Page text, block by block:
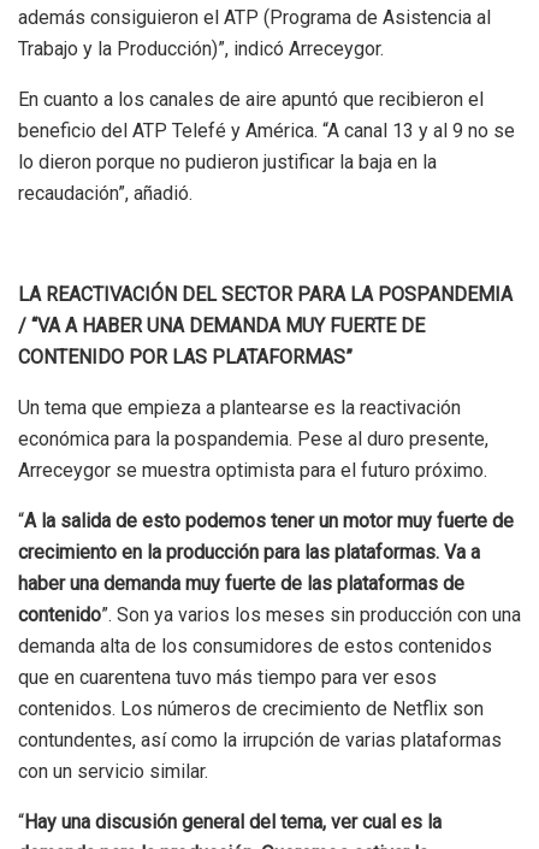
además consiguieron el ATP (Programa de Asistencia al
Trabajo y la Producción)”, indicó Arreceygor.
En cuanto a los canales de aire apuntó que recibieron el
beneficio del ATP Telefé y América. “A canal 13 y al 9 no se
lo dieron porque no pudieron justificar la baja en la
recaudación”, añadió.
LA REACTIVACIÓN DEL SECTOR PARA LA POSPANDEMIA
/ “VA A HABER UNA DEMANDA MUY FUERTE DE
CONTENIDO POR LAS PLATAFORMAS”
Un tema que empieza a plantearse es la reactivación
económica para la pospandemia. Pese al duro presente,
Arreceygor se muestra optimista para el futuro próximo.
“A la salida de esto podemos tener un motor muy fuerte de
crecimiento en la producción para las plataformas. Va a
haber una demanda muy fuerte de las plataformas de
contenido”. Son ya varios los meses sin producción con una
demanda alta de los consumidores de estos contenidos
que en cuarentena tuvo más tiempo para ver esos
contenidos. Los números de crecimiento de Netflix son
contundentes, así como la irrupción de varias plataformas
con un servicio similar.
“Hay una discusión general del tema, ver cual es la